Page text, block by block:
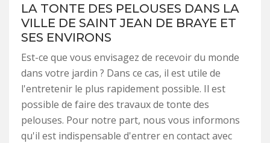
LA TONTE DES PELOUSES DANS LA
VILLE DE SAINT JEAN DE BRAYE ET
SES ENVIRONS
Est-ce que vous envisagez de recevoir du monde
dans votre jardin ? Dans ce cas, il est utile de
l'entretenir le plus rapidement possible. Il est
possible de faire des travaux de tonte des
pelouses. Pour notre part, nous vous informons
qu'il est indispensable d'entrer en contact avec